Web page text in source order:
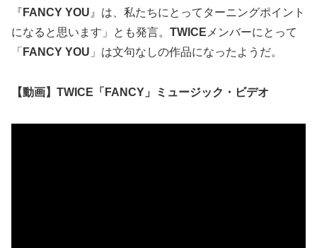
『 FANCY YOU 』は、私たちにとってターニングポイント
になると思います」とも発言。 TWICE メンバーにとって
「 FANCY YOU 」は文句なしの作品になったようだ。
【動画】TWICE「FANCY」ミュージック・ビデオ